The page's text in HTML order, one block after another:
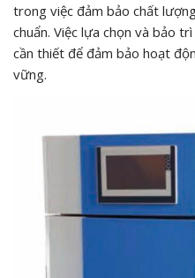
trong việc đảm bảo chất
chuẩn. Việc lựa chọn và bảo
cần thiết để đảm bảo hoạt
vững.